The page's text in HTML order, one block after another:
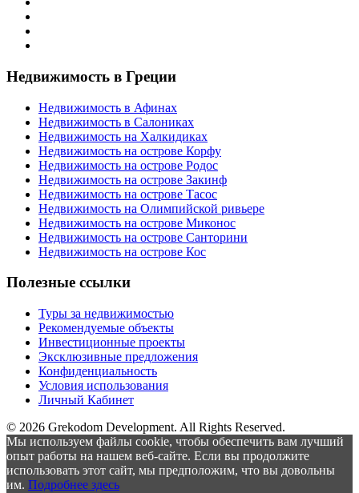
Недвижимость в Греции
Недвижимость в Афинах
Недвижимость в Салониках
Недвижимость на Халкидиках
Недвижимость на острове Корфу
Недвижимость на острове Родос
Недвижимость на острове Закинф
Недвижимость на острове Тасос
Недвижимость на Олимпийской ривьере
Недвижимость на острове Миконос
Недвижимость на острове Санторини
Недвижимость на острове Кос
Полезные ссылки
Туры за недвижимостью
Рекомендуемые объекты
Инвестиционные проекты
Эксклюзивные предложения
Конфиденциальность
Условия использования
Личный Кабинет
© 2026 Grekodom Development. All Rights Reserved.
Мы используем файлы cookie, чтобы обеспечить вам лучший
опыт работы на нашем веб-сайте. Если вы продолжите
использовать этот сайт, мы предположим, что вы довольны
им. Подробнее здесь